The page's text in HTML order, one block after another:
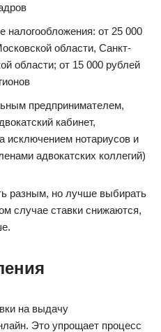
от 25 000
области, Санкт-
области; от 15 000 рублей
предпринимателем,
кабинет,
исключением нотариусов и
адвокатских коллегий)
разным, но лучше выбирать
случае ставки снижаются,
на выдачу
Это упрощает процесс